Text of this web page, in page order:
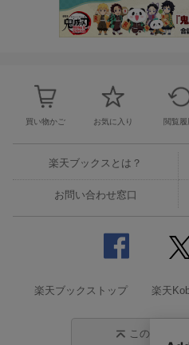
買い物かご お気に入り 閲覧履
楽天ブックスとは？
お問い合わせ窓口
楽天ブックストップ 楽天
このページ